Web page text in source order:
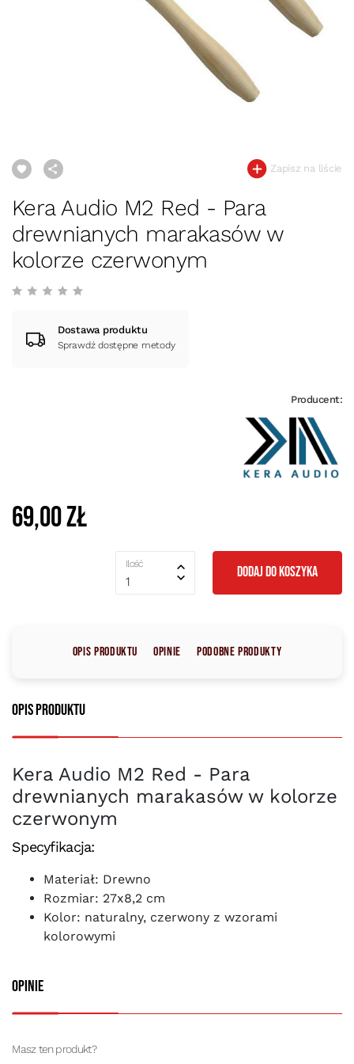
Zapisz na liście
Kera Audio M2 Red - Para
drewnianych marakasów w
kolorze czerwonym
Dostawa produktu
Sprawdź dostępne metody
Producent:
69,00 zł
Ilość
1
DODAJ DO KOSZYKA
Opis produktu Opinie Podobne produkty
Opinie
Masz ten produkt?
Opis produktu
Kera Audio M2 Red - Para
drewnianych marakasów w kolorze
czerwonym
Specyfikacja:
Materiał: Drewno
Rozmiar: 27x8,2 cm
Kolor: naturalny, czerwony z wzorami
kolorowymi